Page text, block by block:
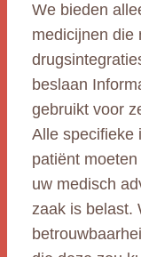
We bieden
medicijnen die
beslaan
gebruikt voor
Alle specifieke
patiënt
uw medisch
zaak is belast.